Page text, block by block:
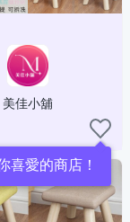
美佳小舖
喜愛的商店！